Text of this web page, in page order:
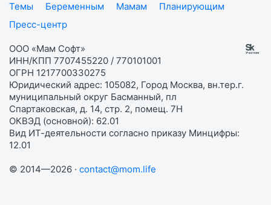
Темы
Беременным Мамам
Планирующим
Пресс-центр
ООО «Мам Софт»
ИНН/КПП 7707455220 / 770101001
ОГРН 1217700330275
Юридический адрес: 105082, Город Москва, вн.тер.г.
муниципальный округ Басманный, пл
Спартаковская, д. 14, стр. 2, помещ. 7Н
ОКВЭД (основной): 62.01
Вид ИТ-деятельности согласно приказу Минцифры:
12.01
© 2014—2026 · contact@mom.life